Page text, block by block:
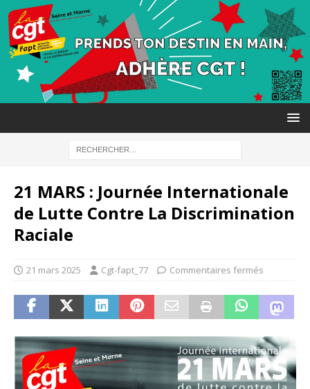
21 MARS : Journée Internationale
de Lutte Contre La Discrimination
Raciale
21 mars 2025 Cgt-fapt_77 Commentaires fermés